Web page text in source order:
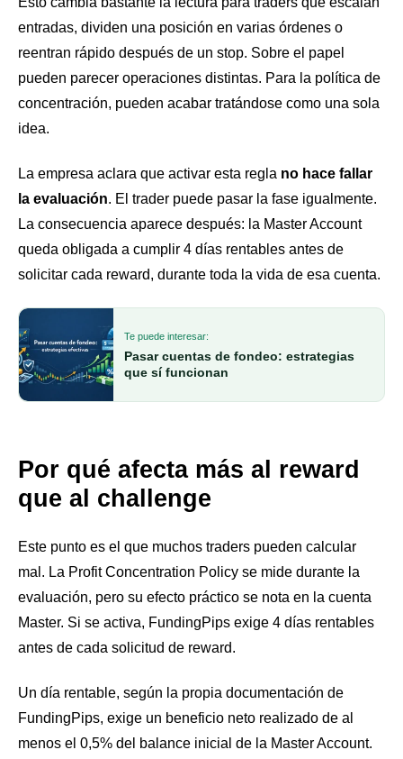
entradas, dividen una posición en varias órdenes o
reentran rápido después de un stop. Sobre el papel
pueden parecer operaciones distintas. Para la política de
concentración, pueden acabar tratándose como una sola
idea.
La empresa aclara que activar esta regla no hace fallar
la evaluación. El trader puede pasar la fase igualmente.
La consecuencia aparece después: la Master Account
queda obligada a cumplir 4 días rentables antes de
solicitar cada reward, durante toda la vida de esa cuenta.
Te puede interesar:
Pasar cuentas de fondeo: estrategias
que sí funcionan
Por qué afecta más al reward
que al challenge
Este punto es el que muchos traders pueden calcular
mal. La Profit Concentration Policy se mide durante la
evaluación, pero su efecto práctico se nota en la cuenta
Master. Si se activa, FundingPips exige 4 días rentables
antes de cada solicitud de reward.
Un día rentable, según la propia documentación de
FundingPips, exige un beneficio neto realizado de al
menos el 0,5% del balance inicial de la Master Account.